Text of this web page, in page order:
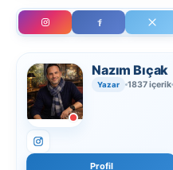
Nazım Bıçak
Yazar 1837 içerik
Profil